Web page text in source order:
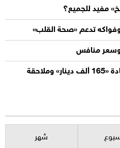
مفيد للجميع؟
تدعم «صحة القلب»
وسعر منافس
اختراق مالي عبر الإنترنت.. استعادة «165 ألف دينار» وملاحقة
شهر